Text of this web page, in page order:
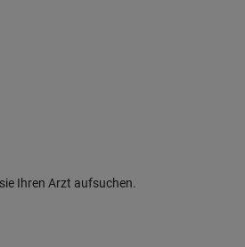
Ihren Arzt aufsuchen.